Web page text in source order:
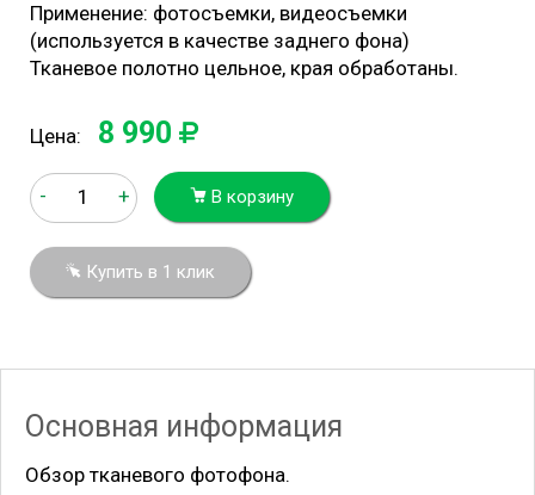
Применение: фотосъемки, видеосъемки
(используется в качестве заднего фона)
Тканевое полотно цельное, края обработаны.
Цена: 8 990
- + В корзину
Купить в 1 клик
Основная информация
Обзор тканевого фотофона.